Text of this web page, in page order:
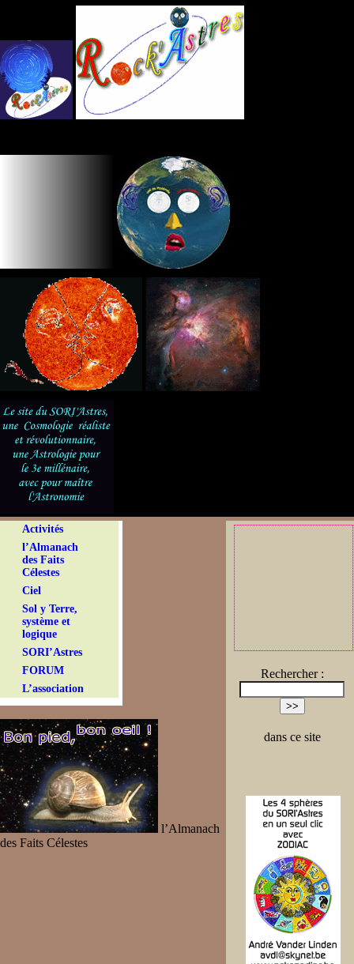
Activités
l’Almanach
des Faits
Célestes
Ciel
Sol y Terre,
système et
logique
SORI’Astres
FORUM
L’association
Rechercher :
dans ce site
l’Almanach
des Faits Célestes
Panneau de gestion des cookies